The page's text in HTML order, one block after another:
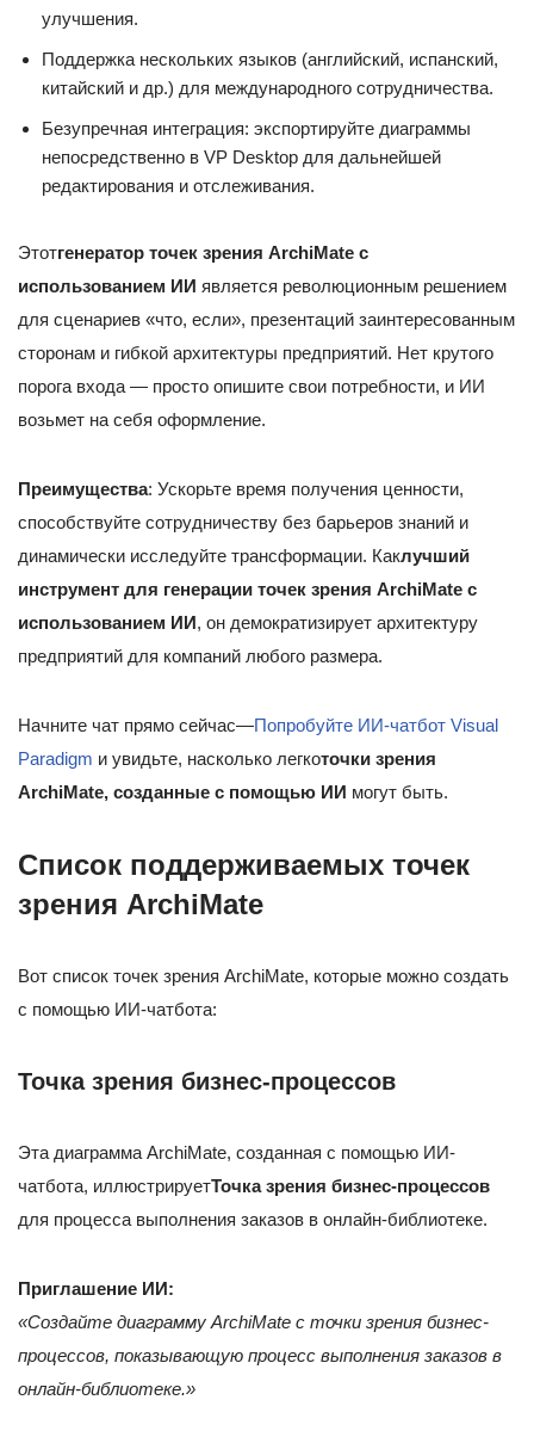
улучшения.
Поддержка нескольких языков (английский, испанский,
китайский и др.) для международного сотрудничества.
Безупречная интеграция: экспортируйте диаграммы
непосредственно в VP Desktop для дальнейшей
редактирования и отслеживания.
Этотгенератор точек зрения ArchiMate с
использованием ИИ является революционным решением
для сценариев «что, если», презентаций заинтересованным
сторонам и гибкой архитектуры предприятий. Нет крутого
порога входа — просто опишите свои потребности, и ИИ
возьмет на себя оформление.
Преимущества: Ускорьте время получения ценности,
способствуйте сотрудничеству без барьеров знаний и
динамически исследуйте трансформации. Каклучший
инструмент для генерации точек зрения ArchiMate с
использованием ИИ, он демократизирует архитектуру
предприятий для компаний любого размера.
Начните чат прямо сейчас—Попробуйте ИИ-чатбот Visual
Paradigm и увидьте, насколько легкоточки зрения
ArchiMate, созданные с помощью ИИ могут быть.
Список поддерживаемых точек
зрения ArchiMate
Вот список точек зрения ArchiMate, которые можно создать
с помощью ИИ-чатбота:
Точка зрения бизнес-процессов
Эта диаграмма ArchiMate, созданная с помощью ИИ-
чатбота, иллюстрируетТочка зрения бизнес-процессов
для процесса выполнения заказов в онлайн-библиотеке.
Приглашение ИИ:
«Создайте диаграмму ArchiMate с точки зрения бизнес-
процессов, показывающую процесс выполнения заказов в
онлайн-библиотеке.»